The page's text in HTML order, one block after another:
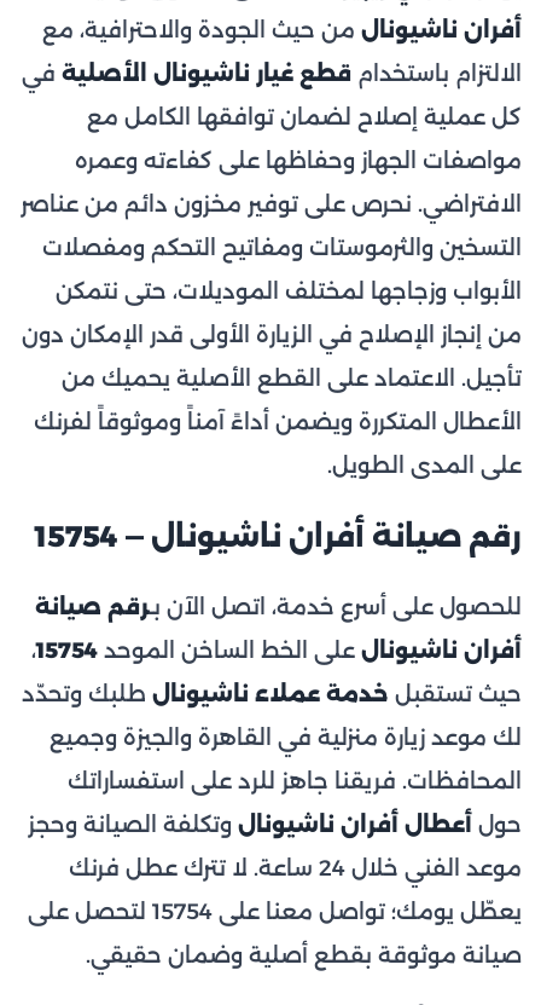
أفران ناشيونال من حيث الجودة والاحترافية، مع
الالتزام باستخدام قطع غيار ناشيونال الأصلية في
كل عملية إصلاح لضمان توافقها الكامل مع
مواصفات الجهاز وحفاظها على كفاءته وعمره
الافتراضي. نحرص على توفير مخزون دائم من عناصر
التسخين والثرموستات ومفاتيح التحكم ومفصلات
الأبواب وزجاجها لمختلف الموديلات، حتى نتمكن
من إنجاز الإصلاح في الزيارة الأولى قدر الإمكان دون
تأجيل. الاعتماد على القطع الأصلية يحميك من
الأعطال المتكررة ويضمن أداءً آمناً وموثوقاً لفرنك
على المدى الطويل.
رقم صيانة أفران ناشيونال — 15754
للحصول على أسرع خدمة، اتصل الآن بـرقم صيانة
أفران ناشيونال على الخط الساخن الموحد 15754،
حيث تستقبل خدمة عملاء ناشيونال طلبك وتحدّد
لك موعد زيارة منزلية في القاهرة والجيزة وجميع
المحافظات. فريقنا جاهز للرد على استفساراتك
حول أعطال أفران ناشيونال وتكلفة الصيانة وحجز
موعد الفني خلال 24 ساعة. لا تترك عطل فرنك
يعطّل يومك؛ تواصل معنا على 15754 لتحصل على
صيانة موثوقة بقطع أصلية وضمان حقيقي.